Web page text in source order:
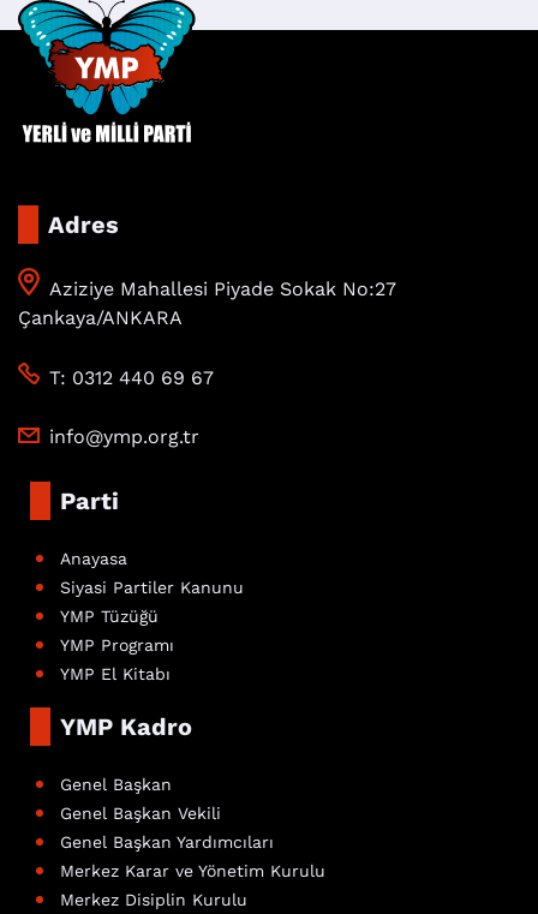
Adres
Aziziye Mahallesi Piyade Sokak No:27
Çankaya/ANKARA
T: 0312 440 69 67
info@ymp.org.tr
Parti
Anayasa
Siyasi Partiler Kanunu
YMP Tüzüğü
YMP Programı
YMP El Kitabı
YMP Kadro
Genel Başkan
Genel Başkan Vekili
Genel Başkan Yardımcıları
Merkez Karar ve Yönetim Kurulu
Merkez Disiplin Kurulu